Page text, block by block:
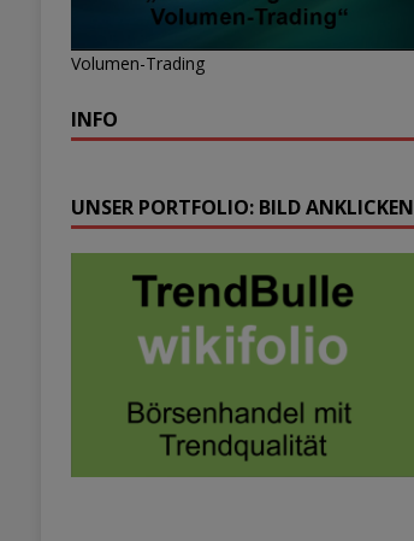
Volumen-Trading
INFO
UNSER PORTFOLIO: BILD ANKLICKEN